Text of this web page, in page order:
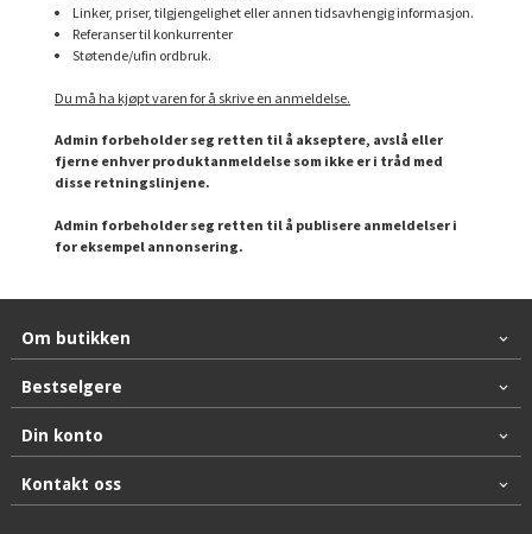
Linker, priser, tilgjengelighet eller annen tidsavhengig informasjon.
Referanser til konkurrenter
Støtende/ufin ordbruk.
Du må ha kjøpt varen for å skrive en anmeldelse.
Admin forbeholder seg retten til å akseptere, avslå eller
fjerne enhver produktanmeldelse som ikke er i tråd med
disse retningslinjene.
Admin forbeholder seg retten til å publisere anmeldelser i
for eksempel annonsering.
Om butikken
Bestselgere
Din konto
Kontakt oss